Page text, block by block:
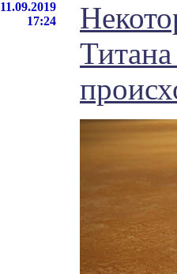
11.09.2019
17:24